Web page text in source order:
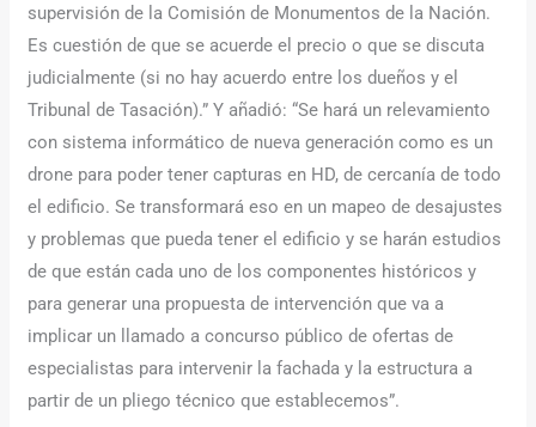
supervisión de la Comisión de Monumentos de la Nación.
Es cuestión de que se acuerde el precio o que se discuta
judicialmente (si no hay acuerdo entre los dueños y el
Tribunal de Tasación).” Y añadió: “Se hará un relevamiento
con sistema informático de nueva generación como es un
drone para poder tener capturas en HD, de cercanía de todo
el edificio. Se transformará eso en un mapeo de desajustes
y problemas que pueda tener el edificio y se harán estudios
de que están cada uno de los componentes históricos y
para generar una propuesta de intervención que va a
implicar un llamado a concurso público de ofertas de
especialistas para intervenir la fachada y la estructura a
partir de un pliego técnico que establecemos”.